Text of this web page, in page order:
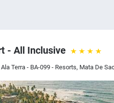
- All Inclusive
Terra - BA-099 - Resorts, Mata De